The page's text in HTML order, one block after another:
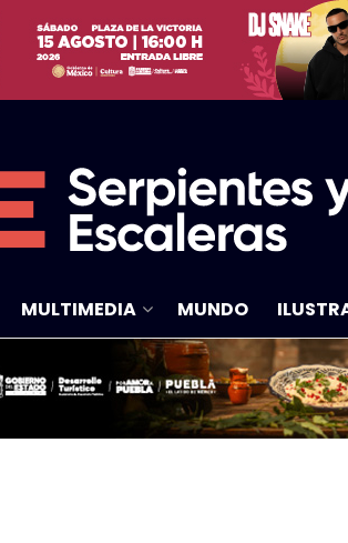
MULTIMEDIA MUNDO